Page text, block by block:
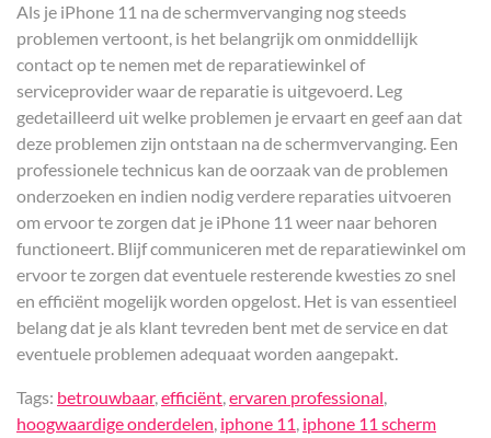
Als je iPhone 11 na de schermvervanging nog steeds
problemen vertoont, is het belangrijk om onmiddellijk
contact op te nemen met de reparatiewinkel of
serviceprovider waar de reparatie is uitgevoerd. Leg
gedetailleerd uit welke problemen je ervaart en geef aan dat
deze problemen zijn ontstaan na de schermvervanging. Een
professionele technicus kan de oorzaak van de problemen
onderzoeken en indien nodig verdere reparaties uitvoeren
om ervoor te zorgen dat je iPhone 11 weer naar behoren
functioneert. Blijf communiceren met de reparatiewinkel om
ervoor te zorgen dat eventuele resterende kwesties zo snel
en efficiënt mogelijk worden opgelost. Het is van essentieel
belang dat je als klant tevreden bent met de service en dat
eventuele problemen adequaat worden aangepakt.
Tags: betrouwbaar,efficiënt,ervaren professional,
hoogwaardige onderdelen, iphone 11, iphone 11 scherm